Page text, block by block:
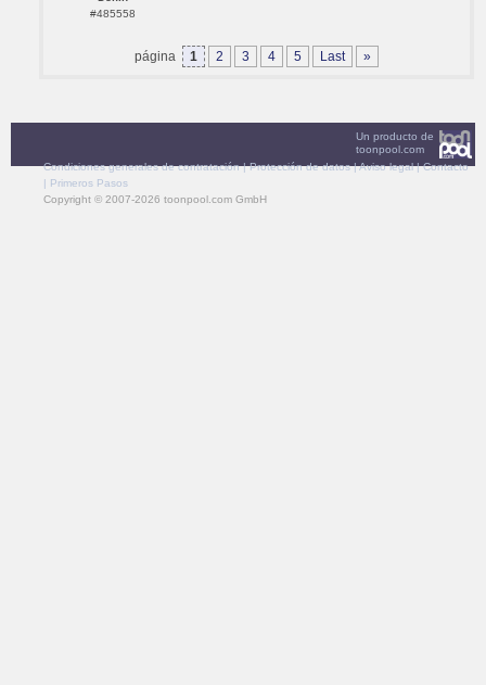
#485558
página 1 2 3 4 5 Last »
Un producto de
toonpool.com
Condiciones generales de contratación|Protección de datos|Aviso legal|Contacto
| Primeros Pasos
Copyright © 2007-2026 toonpool.com GmbH